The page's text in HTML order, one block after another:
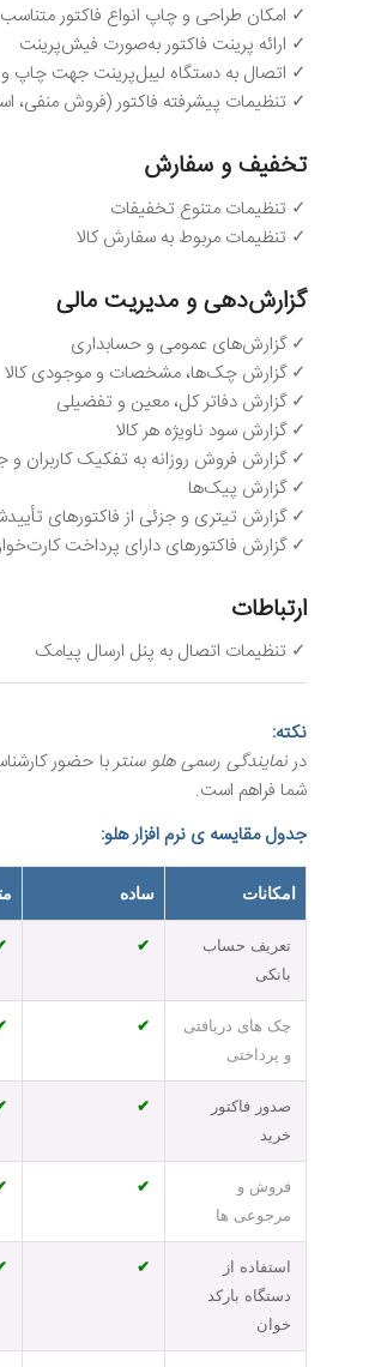
✓ امکان طراحی و چاپ انواع فاکتور
✓ ارائه پرینت فاکتور به‌صورت فیش‌پرینت
✓ اتصال به دستگاه لیبل‌پرینت جهت چاپ و
✓ تنظیمات پیشرفته فاکتور (فروش منفی،
تخفیف و سفارش
✓ تنظیمات متنوع تخفیفات
✓ تنظیمات مربوط به سفارش کالا
گزارش‌دهی و مدیریت مالی
✓ گزارش‌های عمومی و حسابداری
✓ گزارش چک‌ها، مشخصات و موجودی کالا
✓ گزارش دفاتر کل، معین و تفضیلی
✓ گزارش سود ناویژه هر کالا
✓ گزارش فروش روزانه به تفکیک کاربران
✓ گزارش پیک‌ها
✓ گزارش تیتری و جزئی از فاکتورهای
✓ گزارش فاکتورهای دارای پرداخت
ارتباطات
✓ تنظیمات اتصال به پنل ارسال پیامک
نکته:
درنمایندگی رسمی هلو سنتربا حضور
شما فراهم است.
جدول مقایسه ی نرم افزار هلو:
امکانات ساده
تعریف حساب
بانکی
✔
چک های دریافتی
و پرداختی
✔
صدور فاکتور
خرید
✔
فروش و
مرجوعی ها
✔
استفاده از
دستگاه بارکد
خوان
✔